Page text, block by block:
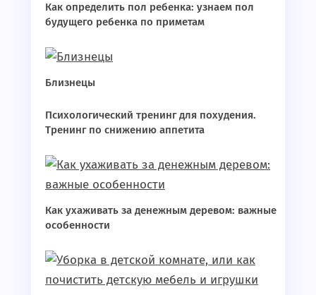
Как определить пол ребенка: узнаем пол
будущего ребенка по приметам
Близнецы
Психологический тренинг для похудения.
Тренинг по снижению аппетита
Как ухаживать за денежным деревом: важные
особенности